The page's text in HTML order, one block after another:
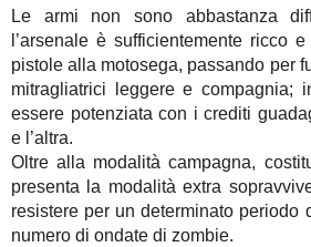
Le armi non sono abbastanza
l’arsenale è sufficientemente ricco
pistole alla motosega, passando per
mitragliatrici leggere e compagnia;
essere potenziata con i crediti
e l’altra.
Oltre alla modalità campagna,
presenta la modalità extra
resistere per un determinato periodo
numero di ondate di zombie.